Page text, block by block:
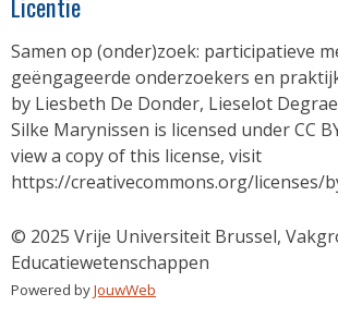
Samen op (onder)zoek: participatieve
geëngageerde onderzoekers en
by Liesbeth De Donder, Lieselot
Silke Marynissen is licensed under CC
view a copy of this license, visit
https://creativecommons.org/licenses/
© 2025 Vrije Universiteit Brussel,
Educatiewetenschappen
Powered byJouwWeb